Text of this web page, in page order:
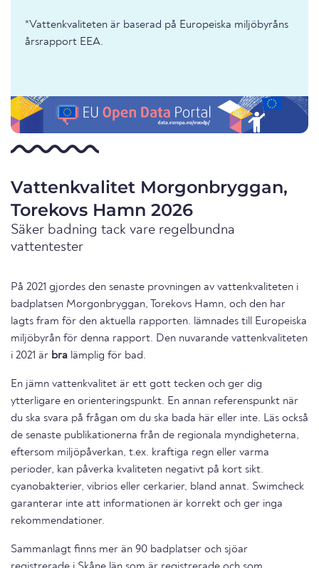
*Vattenkvaliteten är baserad på Europeiska miljöbyråns
årsrapport EEA.
Vattenkvalitet Morgonbryggan,
Torekovs Hamn 2026
Säker badning tack vare regelbundna
vattentester
På 2021 gjordes den senaste provningen av vattenkvaliteten i
badplatsen Morgonbryggan, Torekovs Hamn, och den har
lagts fram för den aktuella rapporten. lämnades till Europeiska
miljöbyrån för denna rapport. Den nuvarande vattenkvaliteten
i 2021 är bra lämplig för bad.
En jämn vattenkvalitet är ett gott tecken och ger dig
ytterligare en orienteringspunkt. En annan referenspunkt när
du ska svara på frågan om du ska bada här eller inte. Läs också
de senaste publikationerna från de regionala myndigheterna,
eftersom miljöpåverkan, t.ex. kraftiga regn eller varma
perioder, kan påverka kvaliteten negativt på kort sikt.
cyanobakterier, vibrios eller cerkarier, bland annat. Swimcheck
garanterar inte att informationen är korrekt och ger inga
rekommendationer.
Sammanlagt finns mer än 90 badplatser och sjöar